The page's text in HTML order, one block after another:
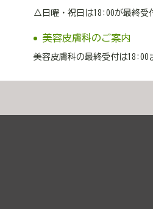
△日曜・祝日は18:00が最終受
美容皮膚科のご案内
美容皮膚科の最終受付は18:00